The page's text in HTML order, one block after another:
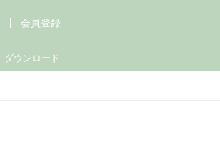
ダウンロード
会員登録